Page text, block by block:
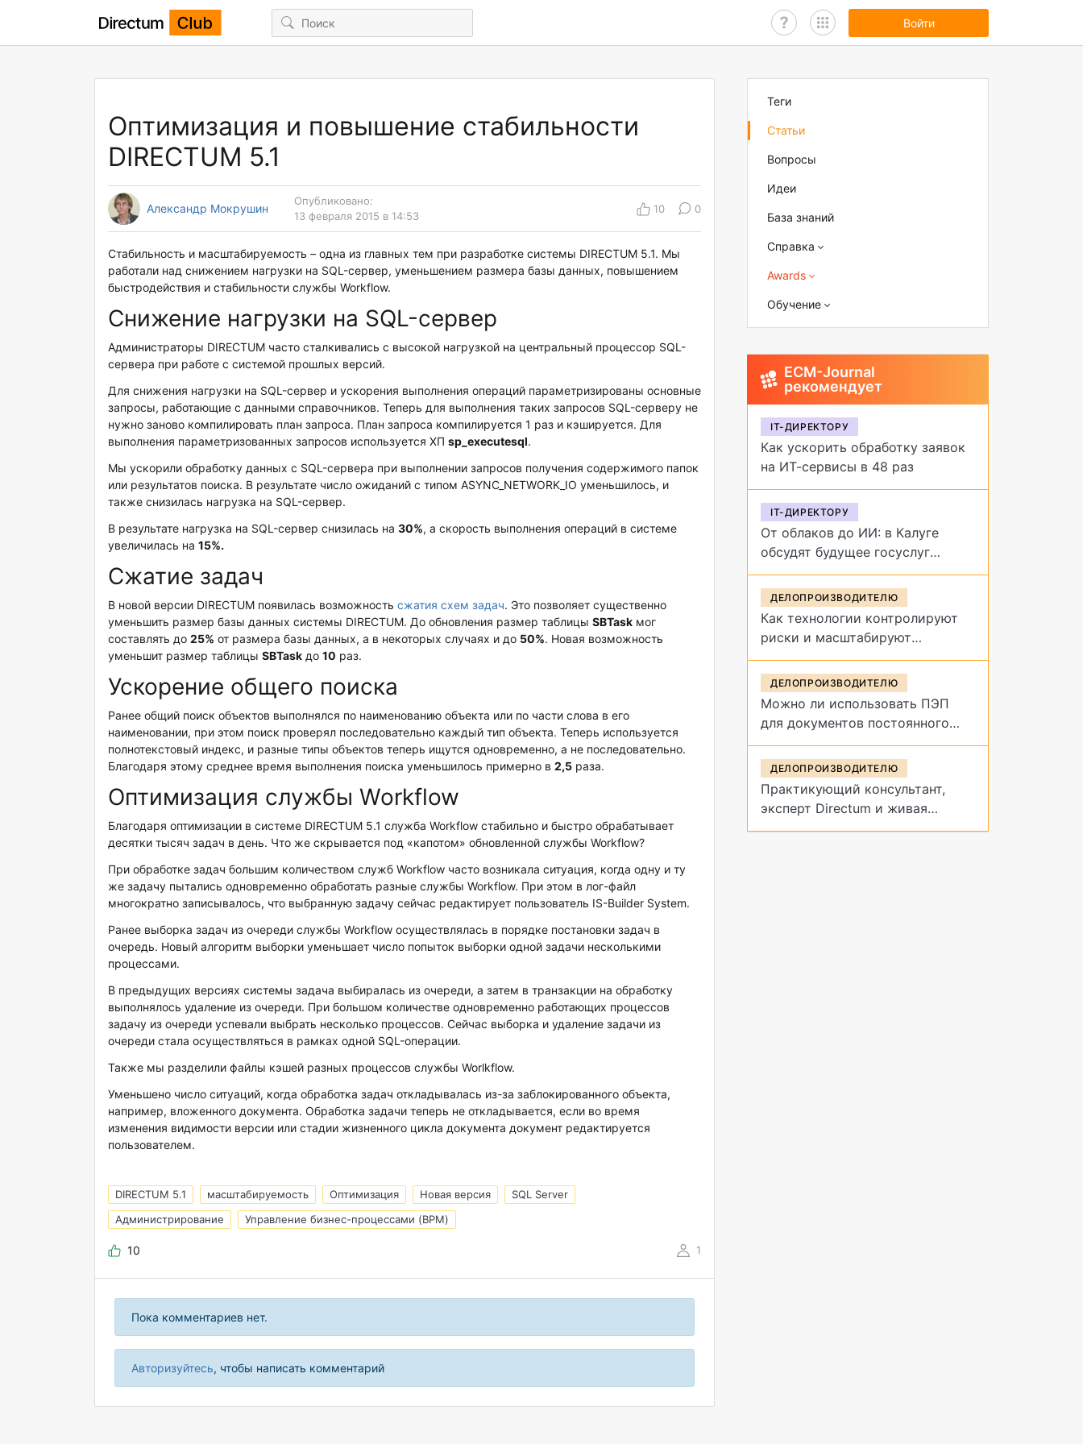
Войти
Оптимизация и повышение стабильности
DIRECTUM 5.1
Александр Мокрушин
Опубликовано:
13 февраля 2015 в 14:53
10 0
Стабильность и масштабируемость – одна из главных тем при разработке системы DIRECTUM 5.1. Мы
работали над снижением нагрузки на SQL-сервер, уменьшением размера базы данных, повышением
быстродействия и стабильности службы Workflow.
Снижение нагрузки на SQL-сервер
Администраторы DIRECTUM часто сталкивались с высокой нагрузкой на центральный процессор SQL-
сервера при работе с системой прошлых версий.
Для снижения нагрузки на SQL-сервер и ускорения выполнения операций параметризированы основные
запросы, работающие с данными справочников. Теперь для выполнения таких запросов SQL-серверу не
нужно заново компилировать план запроса. План запроса компилируется 1 раз и кэшируется. Для
выполнения параметризованных запросов используется ХП sp_executesql.
Мы ускорили обработку данных с SQL-сервера при выполнении запросов получения содержимого папок
или результатов поиска. В результате число ожиданий с типом ASYNC_NETWORK_IO уменьшилось, и
также снизилась нагрузка на SQL-сервер.
В результате нагрузка на SQL-сервер снизилась на 30%, а скорость выполнения операций в системе
увеличилась на 15%.
Сжатие задач
В новой версии DIRECTUM появилась возможность сжатия схем задач. Это позволяет существенно
уменьшить размер базы данных системы DIRECTUM. До обновления размер таблицы SBTask мог
составлять до 25% от размера базы данных, а в некоторых случаях и до 50%. Новая возможность
уменьшит размер таблицы SBTask до 10 раз.
Ускорение общего поиска
Ранее общий поиск объектов выполнялся по наименованию объекта или по части слова в его
наименовании, при этом поиск проверял последовательно каждый тип объекта. Теперь используется
полнотекстовый индекс, и разные типы объектов теперь ищутся одновременно, а не последовательно.
Благодаря этому среднее время выполнения поиска уменьшилось примерно в 2,5 раза.
Оптимизация службы Workflow
Благодаря оптимизации в системе DIRECTUM 5.1 служба Workflow стабильно и быстро обрабатывает
десятки тысяч задач в день. Что же скрывается под «капотом» обновленной службы Workflow?
При обработке задач большим количеством служб Workflow часто возникала ситуация, когда одну и ту
же задачу пытались одновременно обработать разные службы Workflow. При этом в лог-файл
многократно записывалось, что выбранную задачу сейчас редактирует пользователь IS-Builder System.
Ранее выборка задач из очереди службы Workflow осуществлялась в порядке постановки задач в
очередь. Новый алгоритм выборки уменьшает число попыток выборки одной задачи несколькими
процессами.
В предыдущих версиях системы задача выбиралась из очереди, а затем в транзакции на обработку
выполнялось удаление из очереди. При большом количестве одновременно работающих процессов
задачу из очереди успевали выбрать несколько процессов. Сейчас выборка и удаление задачи из
очереди стала осуществляться в рамках одной SQL-операции.
Также мы разделили файлы кэшей разных процессов службы Worlkflow.
Уменьшено число ситуаций, когда обработка задач откладывалась из-за заблокированного объекта,
например, вложенного документа. Обработка задачи теперь не откладывается, если во время
изменения видимости версии или стадии жизненного цикла документа документ редактируется
пользователем.
DIRECTUM 5.1 масштабируемость Оптимизация Новая версия
SQL Server
Администрирование
Управление бизнес-процессами (BPM)
10 1
Пока комментариев нет.
Авторизуйтесь, чтобы написать комментарий
Теги
Статьи
Вопросы
Идеи
База знаний
Справка
Awards
Обучение
ECM-Journal
рекомендует
IT-ДИРЕКТОРУ
Как ускорить обработку заявок
на ИТ-сервисы в 48 раз
IT-ДИРЕКТОРУ
От облаков до ИИ: в Калуге
обсудят будущее госуслуг
на форуме «Цифровая
эволюция»
ДЕЛОПРОИЗВОДИТЕЛЮ
Как технологии контролируют
риски и масштабируют
управление договорами
ДЕЛОПРОИЗВОДИТЕЛЮ
Можно ли использовать ПЭП
для документов постоянного
срока хранения?
ДЕЛОПРОИЗВОДИТЕЛЮ
Практикующий консультант,
эксперт Directum и живая
демонстрация архивных